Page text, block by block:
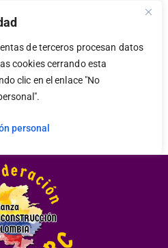
de terceros procesan datos
cookies cerrando esta
clic en el enlace "No
personal